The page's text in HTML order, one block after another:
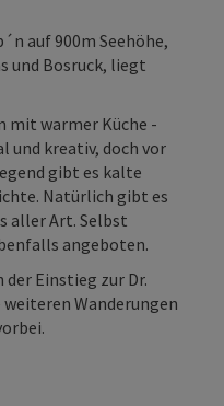
auf 900m Seehöhe,
und Bosruck, liegt
mit warmer Küche -
und kreativ, doch vor
gibt es kalte
Natürlich gibt es
aller Art. Selbst
angeboten.
Einstieg zur Dr.
Wanderungen